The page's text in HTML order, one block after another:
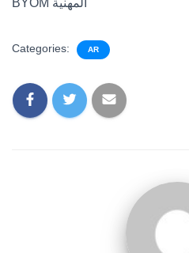
BYOM المهنية
Categories: AR